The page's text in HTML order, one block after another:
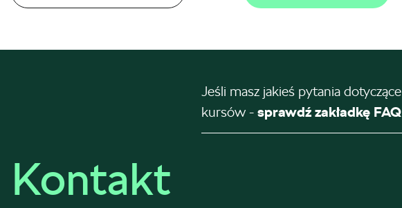
Jeśli masz jakieś pytania dotyczące
kursów - sprawdź zakładkę FAQ
Kontakt